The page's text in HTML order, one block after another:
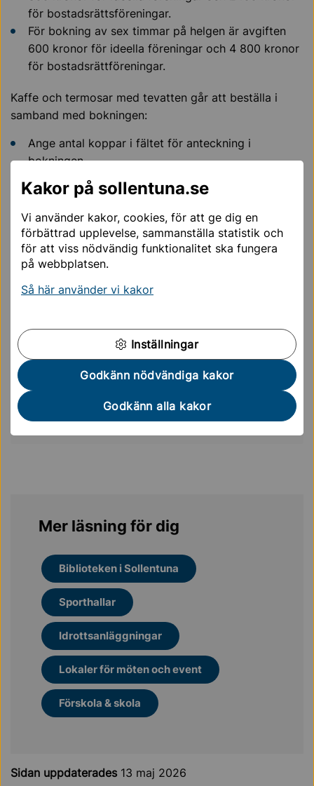
Kakor på sollentuna.se
Vi använder kakor, cookies, för att ge dig en
förbättrad upplevelse, sammanställa statistik och
för att viss nödvändig funktionalitet ska fungera
på webbplatsen.
Så här använder vi kakor
Inställningar
Godkänn nödvändiga kakor
Godkänn alla kakor
för bostadsrättsföreningar.
För bokning av sex timmar på helgen är avgiften
600 kronor för ideella föreningar och 4 800 kronor
för bostadsrättföreningar.
Kaffe och termosar med tevatten går att beställa i
samband med bokningen:
Ange antal koppar i fältet för anteckning i
bokningen.
Kostnad 15 kronor per kopp, termosar med
tevatten 150 kronor
Boka Sollentunasalen
Kontakt
Telefontider: Måndag-fredag, klockan 08.00-16.00.
Sollentuna kommun Internservice
internservice@sollentuna.se
Mer läsning för dig
Biblioteken i Sollentuna
Sporthallar
Idrottsanläggningar
Lokaler för möten och event
Förskola & skola
Sidan uppdaterades 13 maj 2026